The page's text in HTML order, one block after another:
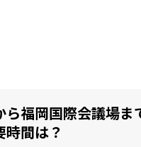
ら福岡国際会議場ま
間は？